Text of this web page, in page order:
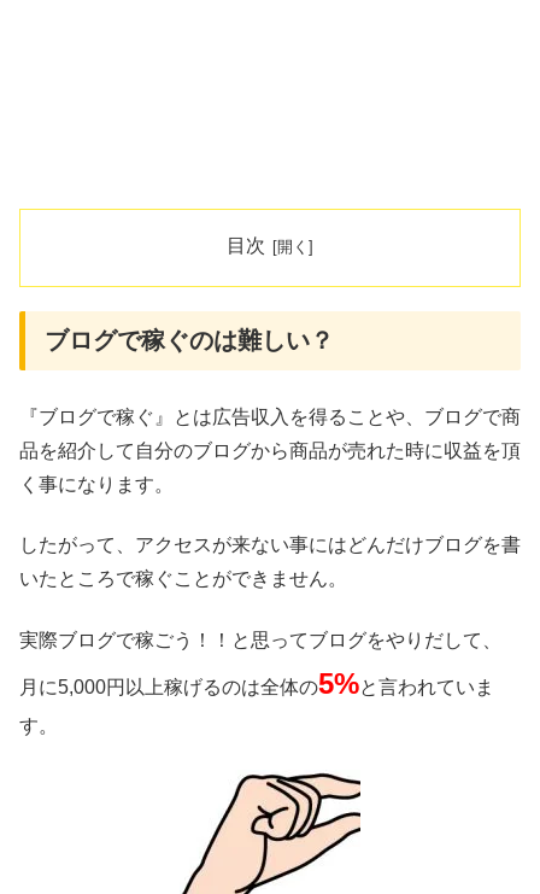
目次
ブログで稼ぐのは難しい？
『ブログで稼ぐ』とは広告収入を得ることや、ブログで商
品を紹介して自分のブログから商品が売れた時に収益を頂
く事になります。
したがって、アクセスが来ない事にはどんだけブログを書
いたところで稼ぐことができません。
実際ブログで稼ごう！！と思ってブログをやりだして、
月に5,000円以上稼げるのは全体の5%と言われていま
す。